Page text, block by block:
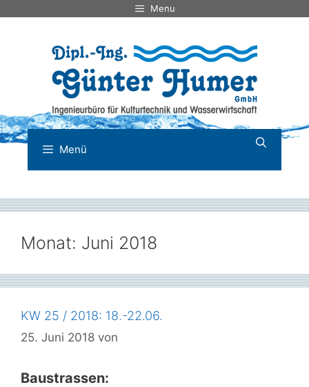
Menu
Menü
Monat: Juni 2018
KW 25 / 2018: 18.-22.06.
25. Juni 2018 von
Baustrassen: